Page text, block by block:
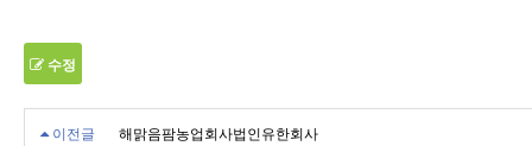
수정
이전글 해맑음팜농업회사법인유한회사